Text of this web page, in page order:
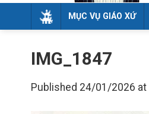
MỤC VỤ GIÁO XỨ
IMG_1847
Published 24/01/2026 at